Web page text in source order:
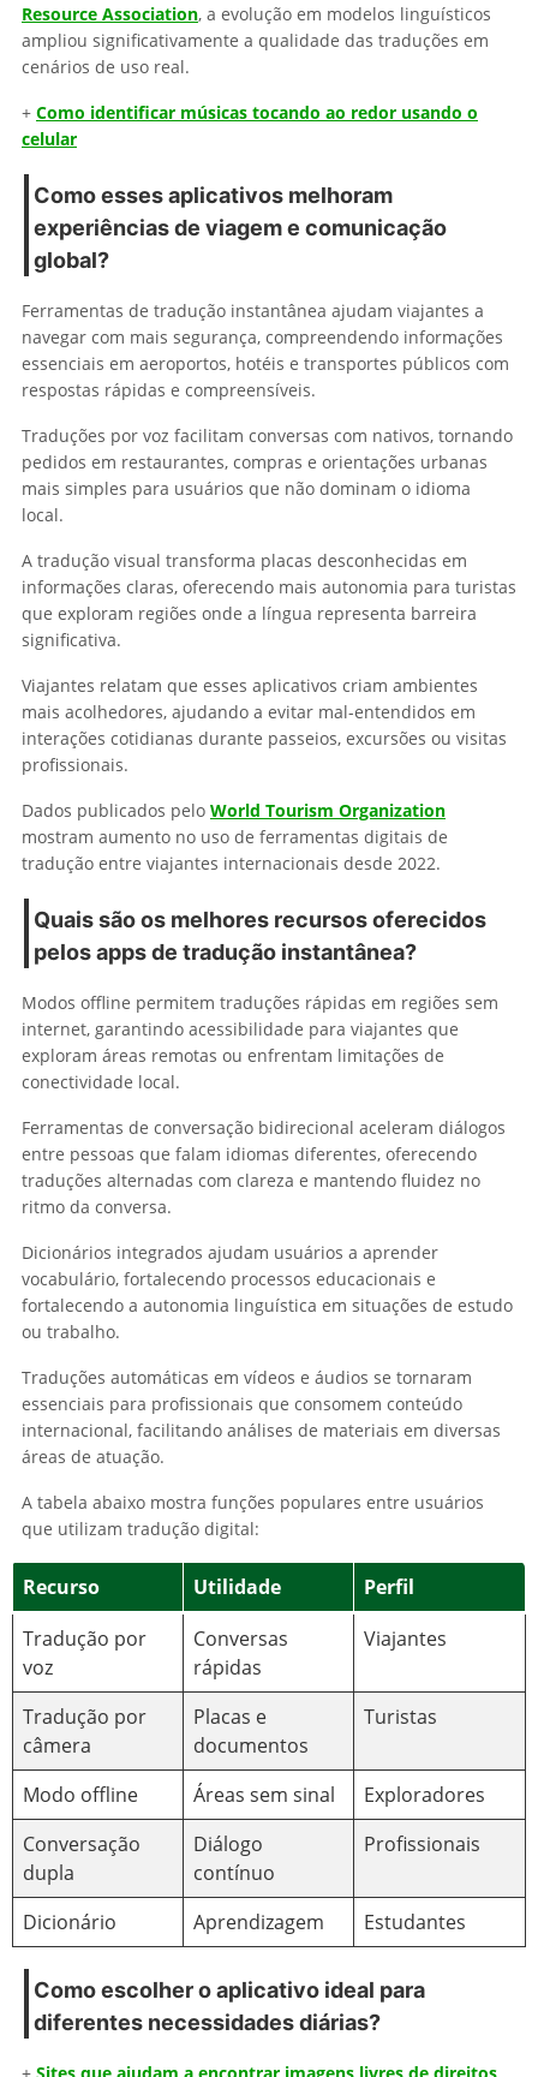
Resource Association, a evolução em modelos linguísticos
ampliou significativamente a qualidade das traduções em
cenários de uso real.
+ Como identificar músicas tocando ao redor usando o
celular
Como esses aplicativos melhoram
experiências de viagem e comunicação
global?
Ferramentas de tradução instantânea ajudam viajantes a
navegar com mais segurança, compreendendo informações
essenciais em aeroportos, hotéis e transportes públicos com
respostas rápidas e compreensíveis.
Traduções por voz facilitam conversas com nativos, tornando
pedidos em restaurantes, compras e orientações urbanas
mais simples para usuários que não dominam o idioma
local.
A tradução visual transforma placas desconhecidas em
informações claras, oferecendo mais autonomia para turistas
que exploram regiões onde a língua representa barreira
significativa.
Viajantes relatam que esses aplicativos criam ambientes
mais acolhedores, ajudando a evitar mal-entendidos em
interações cotidianas durante passeios, excursões ou visitas
profissionais.
Dados publicados pelo World Tourism Organization
mostram aumento no uso de ferramentas digitais de
tradução entre viajantes internacionais desde 2022.
Quais são os melhores recursos oferecidos
pelos apps de tradução instantânea?
Modos offline permitem traduções rápidas em regiões sem
internet, garantindo acessibilidade para viajantes que
exploram áreas remotas ou enfrentam limitações de
conectividade local.
Ferramentas de conversação bidirecional aceleram diálogos
entre pessoas que falam idiomas diferentes, oferecendo
traduções alternadas com clareza e mantendo fluidez no
ritmo da conversa.
Dicionários integrados ajudam usuários a aprender
vocabulário, fortalecendo processos educacionais e
fortalecendo a autonomia linguística em situações de estudo
ou trabalho.
Traduções automáticas em vídeos e áudios se tornaram
essenciais para profissionais que consomem conteúdo
internacional, facilitando análises de materiais em diversas
áreas de atuação.
A tabela abaixo mostra funções populares entre usuários
que utilizam tradução digital:
Recurso Utilidade
Perfil
Tradução por
voz
Conversas
rápidas
Viajantes
Tradução por
câmera
Placas e
documentos
Turistas
Modo offline Áreas sem sinal
Exploradores
Conversação
dupla
Diálogo
contínuo
Profissionais
Dicionário Aprendizagem Estudantes
Como escolher o aplicativo ideal para
diferentes necessidades diárias?
+ Sites que ajudam a encontrar imagens livres de direitos